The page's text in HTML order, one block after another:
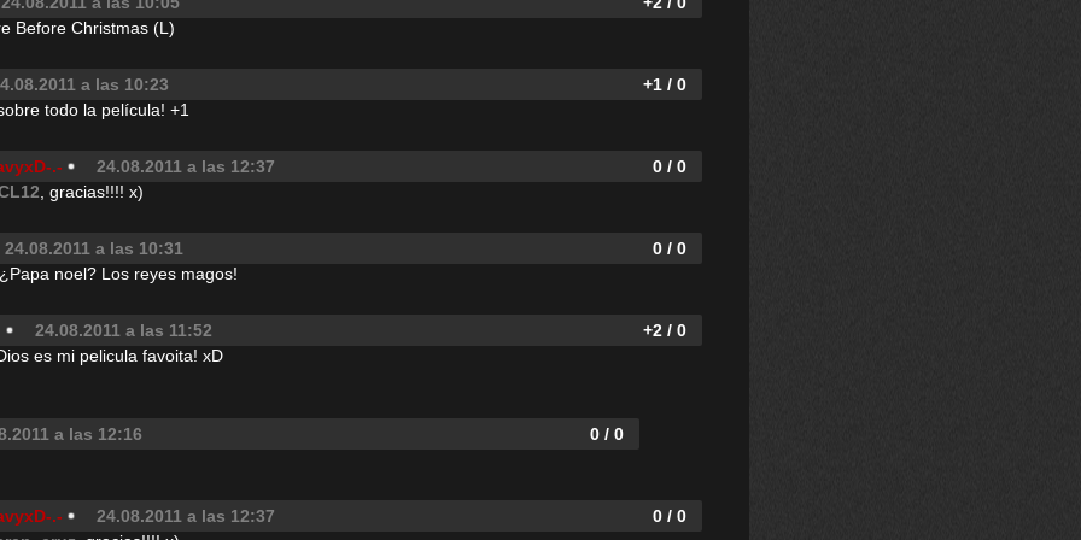
Before Christmas (L)
a las 10:23
+1 / 0
todo la película! +1
.- 24.08.2011 a las 12:37
0 / 0
, gracias!!!! x)
24.08.2011 a las 10:31
0 / 0
noel? Los reyes magos!
24.08.2011 a las 11:52
+2 / 0
es mi pelicula favoita! xD
a las 12:16 0 / 0
.- 24.08.2011 a las 12:37
0 / 0